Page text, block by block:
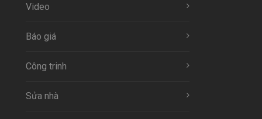
Video
Báo giá
Công trinh
Sửa nhà